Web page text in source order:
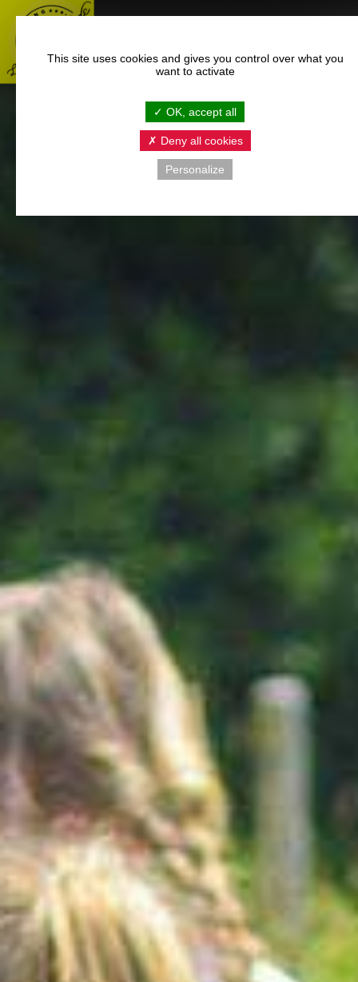
This site uses cookies and gives you control over what you
want to activate
OK, accept all
Deny all cookies
Personalize